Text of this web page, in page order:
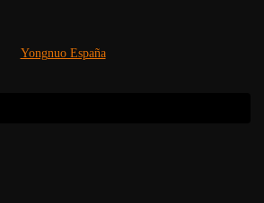
Yongnuo España